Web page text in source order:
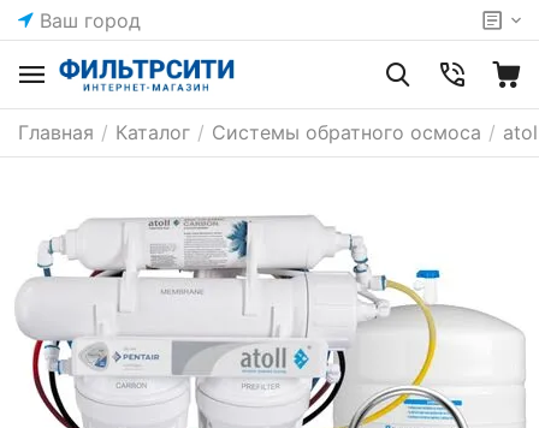
Ваш город
Главная / Каталог / Системы обратного осмоса /